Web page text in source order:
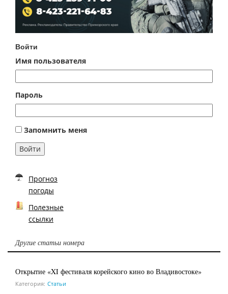
Войти
Имя пользователя
Пароль
Запомнить меня
Войти
Прогноз
погоды
Полезные
ссылки
Другие статьи номера
Открытие «XI фестиваля корейского кино во Владивостоке»
Категория: Статьи